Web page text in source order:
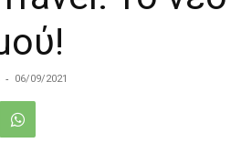
- 06/09/2021